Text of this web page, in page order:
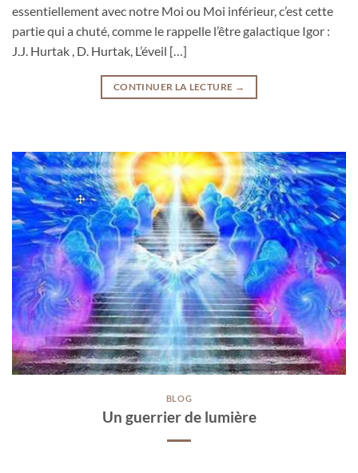
essentiellement avec notre Moi ou Moi inférieur, c’est cette
partie qui a chuté, comme le rappelle l’être galactique Igor :
J.J. Hurtak , D. Hurtak, L’éveil […]
CONTINUER LA LECTURE →
BLOG
Un guerrier de lumière